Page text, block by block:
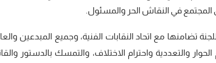
في النقاش الحر والمسئول.
تضامنها مع اتحاد النقابات الفنية، وجميع المبدعين
والتعددية واحترام الاختلاف، والتمسك بالدستور